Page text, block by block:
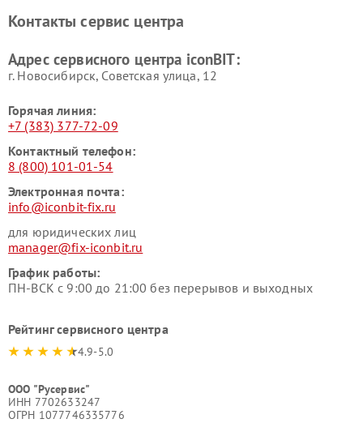
Контакты сервис центра
Адрес сервисного центра iconBIT:
г. Новосибирск, Советская улица, 12
Горячая линия:
+7 (383) 377-72-09
Контактный телефон:
8 (800) 101-01-54
Электронная почта:
info@iconbit-fix.ru
для юридических лиц
manager@fix-iconbit.ru
График работы:
ПН-ВСК с 9:00 до 21:00 без перерывов и выходных
Рейтинг сервисного центра
4.9-5.0
ООО "Русервис"
ИНН 7702633247
ОГРН 1077746335776